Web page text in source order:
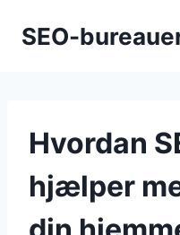
SEO-
Hvordan
hjælper